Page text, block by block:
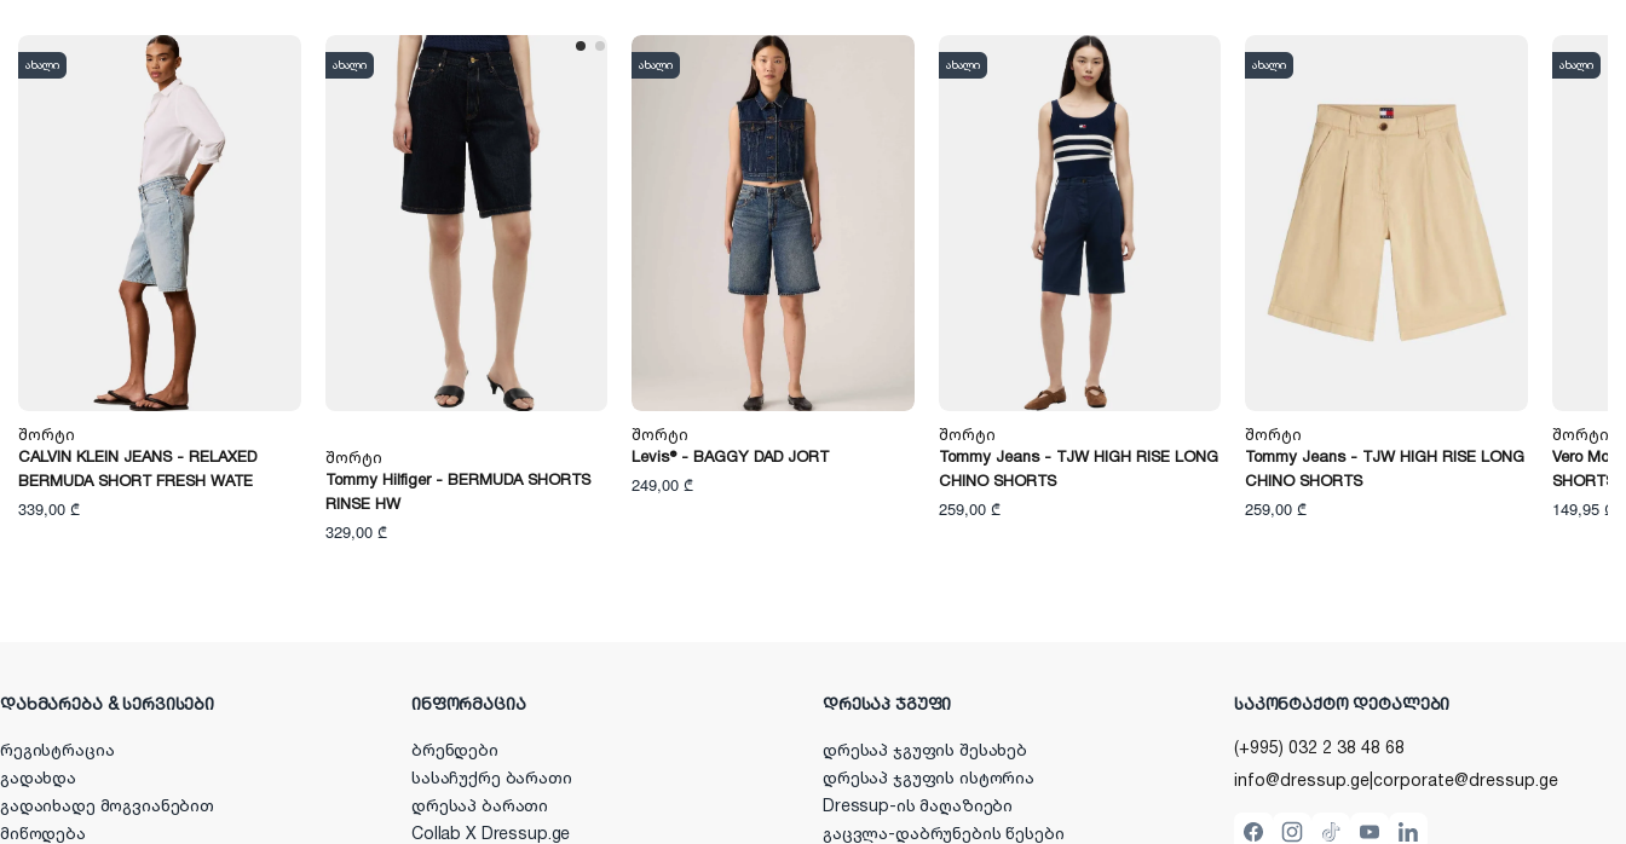
ახალი
Შორტი
CALVIN KLEIN JEANS - RELAXED
BERMUDA SHORT FRESH WATE
339,00 ₾
ახალი
Შორტი
Tommy Hilfiger - BERMUDA SHORTS
RINSE HW
329,00 ₾
ახალი
Შორტი
Levis® - BAGGY DAD JORT
249,00 ₾
ახალი
Შორტი
Tommy Jeans - TJW HIGH RISE LONG
CHINO SHORTS
259,00 ₾
ახალი
Შორტი
Tommy Jeans - TJW HIGH RISE LONG
CHINO SHORTS
259,00 ₾
ახალი
Შორტი
Vero
SHORTS
149,95 ₾
ᲓᲐᲮᲛᲐᲠᲔᲑᲐ & ᲡᲔᲠᲕᲘᲡᲔᲑᲘ
რეგისტრაცია
გადახდა
გადაიხადე მოგვიანებით
მიწოდება
ᲘᲜᲤᲝᲠᲛᲐᲪᲘᲐ
ბრენდები
სასაჩუქრე ბარათი
დრესაპ ბარათი
Collab X Dressup.ge
ᲓᲠᲔᲡᲐᲞ ᲯᲒᲣᲤᲘ
დრესაპ ჯგუფის შესახებ
დრესაპ ჯგუფის ისტორია
Dressup-ის მაღაზიები
გაცვლა-დაბრუნების წესები
ᲡᲐᲙᲝᲜᲢᲐᲥᲢᲝ ᲓᲔᲢᲐᲚᲔᲑᲘ
(+995) 032 2 38 48 68
info@dressup.gecorporate@dressup.ge